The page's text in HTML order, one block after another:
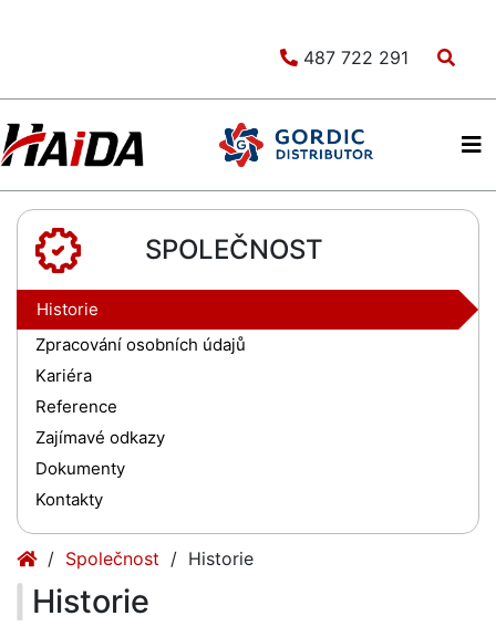
487 722 291
SPOLEČNOST
Historie
Zpracování osobních údajů
Kariéra
Reference
Zajímavé odkazy
Dokumenty
Kontakty
Společnost (current)
Historie
Historie